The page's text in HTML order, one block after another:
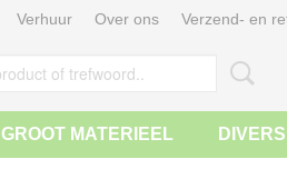
Verhuur Over ons Verzend- en
GROOT MATERIEEL